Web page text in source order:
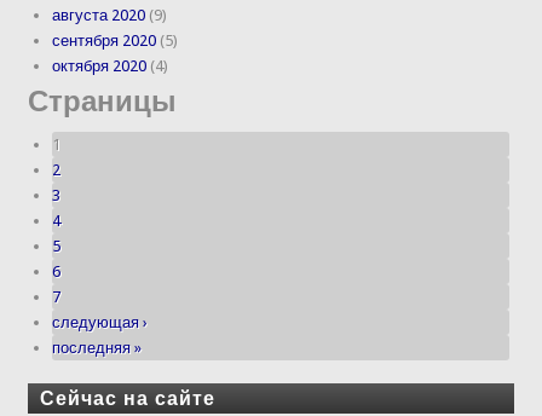
августа 2020 (9)
сентября 2020 (5)
октября 2020 (4)
Страницы
1
2
3
4
5
6
7
следующая ›
последняя »
Сейчас на сайте